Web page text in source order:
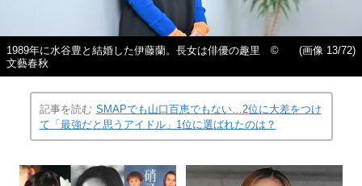
1989年に水谷豊と結婚した伊藤蘭。長女は俳優の趣里 ©
文藝春秋
(画像 13/72)
記事を読む SMAPでも山口百恵でもない…2位に大差をつけ
て「最強だと思うアイドル」1位に選ばれたのは？